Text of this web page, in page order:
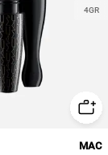
4GR
MAC